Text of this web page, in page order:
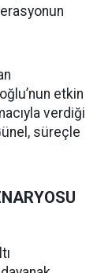
etkin
verdiği
süreçle